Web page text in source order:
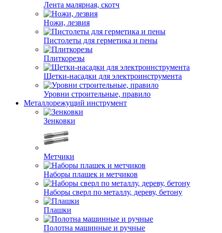
Лента малярная, скотч
Ножи, лезвия
Пистолеты для герметика и пены
Плиткорезы
Щетки-насадки для электроинструмента
Уровни строительные, правило
Металлорежущий инструмент
Зенковки
Метчики
Наборы плашек и метчиков
Наборы сверл по металлу, дереву, бетону
Плашки
Полотна машинные и ручные